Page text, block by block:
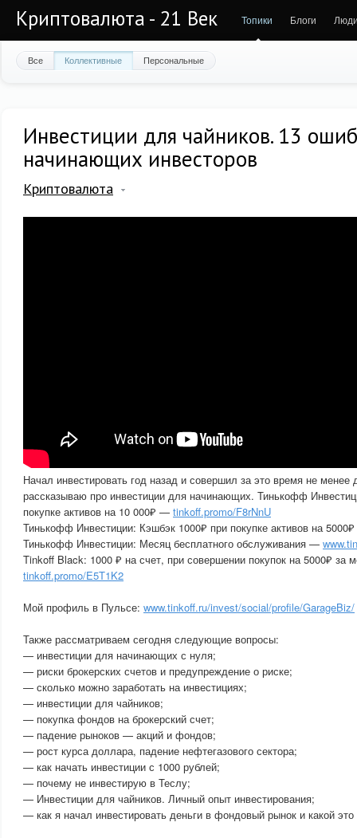
Криптовалюта - 21 Век Топики Блоги
Все Коллективные Персональные
Инвестиции для чайников. 13
начинающих инвесторов
Криптовалюта
Начал инвестировать год назад и совершил за это время не менее
рассказываю про инвестиции для начинающих. Тинькофф
покупке активов на 10 000₽ — tinkoff.promo/F8rNnU
Тинькофф Инвестиции: Кэшбэк 1000₽ при покупке активов на
Тинькофф Инвестиции: Месяц бесплатного обслуживания —
Tinkoff Black: 1000 ₽ на счет, при совершении покупок на 5000₽ за
tinkoff.promo/E5T1K2
Мой профиль в Пульсе: www.tinkoff.ru/invest/social/profile/GarageBiz/
Также рассматриваем сегодня следующие вопросы:
— инвестиции для начинающих с нуля;
— риски брокерских счетов и предупреждение о риске;
— сколько можно заработать на инвестициях;
— инвестиции для чайников;
— покупка фондов на брокерский счет;
— падение рыноков — акций и фондов;
— рост курса доллара, падение нефтегазового сектора;
— как начать инвестиции с 1000 рублей;
— почему не инвестирую в Теслу;
— Инвестиции для чайников. Личный опыт инвестирования;
— как я начал инвестировать деньги в фондовый рынок и какой это